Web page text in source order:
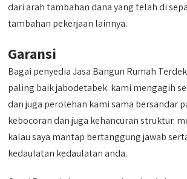
dari arah tambahan dana yang telah di
tambahan pekerjaan lainnya.
Garansi
Bagai penyedia Jasa Bangun Rumah
paling baik jabodetabek. kami mengagih
dan juga perolehan kami sama bersandar
kebocoran dan juga kehancuran struktur.
kalau saya mantap bertanggung jawab
kedaulatan kedaulatan anda.